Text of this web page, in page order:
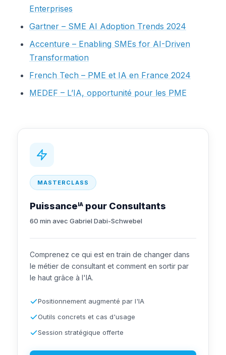
Enterprises
Gartner – SME AI Adoption Trends 2024
Accenture – Enabling SMEs for AI-Driven
Transformation
French Tech – PME et IA en France 2024
MEDEF – L’IA, opportunité pour les PME
MASTERCLASS
Puissance IA pour Consultants
60 min avec Gabriel Dabi-Schwebel
Comprenez ce qui est en train de changer dans
le métier de consultant et comment en sortir par
le haut grâce à l'IA.
Positionnement augmenté par l'IA
Outils concrets et cas d'usage
Session stratégique offerte